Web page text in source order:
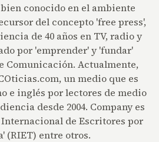
conocido en el ambiente
del concepto 'free press',
de 40 años en TV, radio y
por 'emprender' y 'fundar'
Comunicación. Actualmente,
un medio que es
e inglés por lectores de medio
desde 2004. Company es
de Escritores por
(RIET) entre otros.